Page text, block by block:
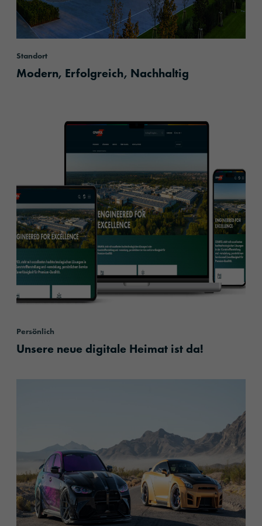
Standort
Modern, Erfolgreich, Nachhaltig
Persönlich
Unsere neue digitale Heimat ist da!